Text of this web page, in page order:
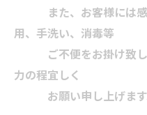
また、お客様には感
用、手洗い、消毒等
ご不便をお掛け致し
力の程宜しく
お願い申し上げます